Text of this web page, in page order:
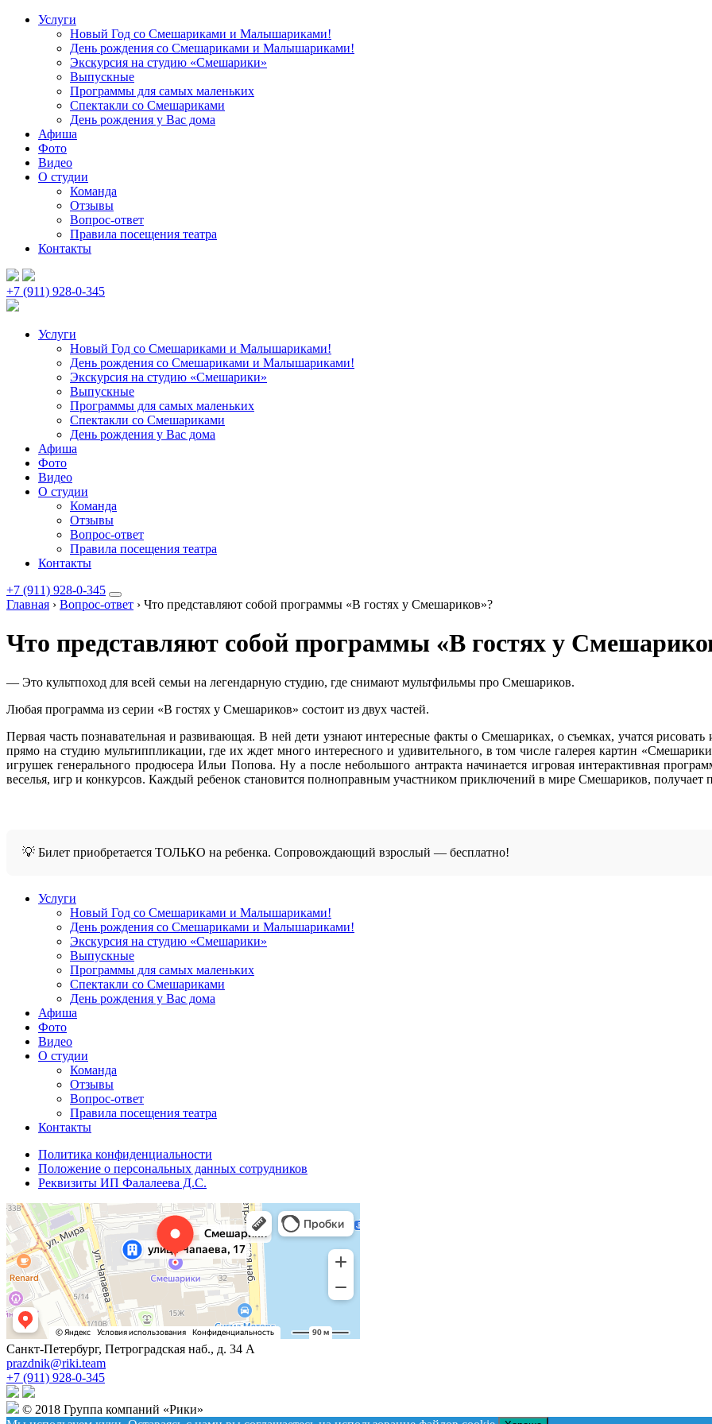
Услуги
Новый Год со Смешариками и Малышариками!
День рождения со Смешариками и Малышариками!
Экскурсия на студию «Смешарики»
Выпускные
Программы для самых маленьких
Спектакли со Смешариками
День рождения у Вас дома
Афиша
Фото
Видео
О студии
Команда
Отзывы
Вопрос-ответ
Правила посещения театра
Контакты
+7 (911) 928-0-345
Услуги
Новый Год со Смешариками и Малышариками!
День рождения со Смешариками и Малышариками!
Экскурсия на студию «Смешарики»
Выпускные
Программы для самых маленьких
Спектакли со Смешариками
День рождения у Вас дома
Афиша
Фото
Видео
О студии
Команда
Отзывы
Вопрос-ответ
Правила посещения театра
Контакты
+7 (911) 928-0-345
Главная › Вопрос-ответ › Что представляют собой программы «В гостях у Смешариков»?
Что представляют собой программы «В гостях у
— Это культпоход для всей семьи на легендарную студию, где снимают мультфильмы про Смешариков.
Любая программа из серии «В гостях у Смешариков» состоит из двух частей.
Первая часть познавательная и развивающая. В ней дети узнают интересные факты о Смешариках, о съемках, учатся
прямо на студию мультиппликации, где их ждет много интересного и удивительного, в том числе галерея картин
игрушек генерального продюсера Ильи Попова. Ну а после небольшого антракта начинается игровая интерактивная
веселья, игр и конкурсов. Каждый ребенок становится полноправным участником приключений в мире Смешариков,
💡 Билет приобретается ТОЛЬКО на ребенка. Сопровождающий взрослый — бесплатно!
Услуги
Новый Год со Смешариками и Малышариками!
День рождения со Смешариками и Малышариками!
Экскурсия на студию «Смешарики»
Выпускные
Программы для самых маленьких
Спектакли со Смешариками
День рождения у Вас дома
Афиша
Фото
Видео
О студии
Команда
Отзывы
Вопрос-ответ
Правила посещения театра
Контакты
Политика конфиденциальности
Положение о персональных данных сотрудников
Реквизиты ИП Фалалеева Д.С.
Санкт-Петербург, Петроградская наб., д. 34 А
prazdnik@riki.team
+7 (911) 928-0-345
© 2018 Группа компаний «Рики»